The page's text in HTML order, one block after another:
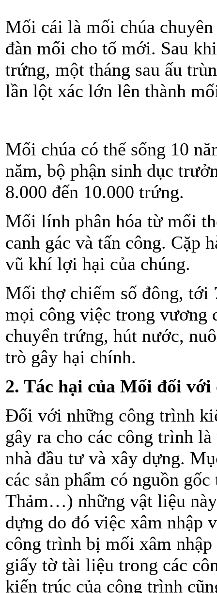
Mối cái là mối chúa
đàn mối cho tổ mới. Sau
trứng, một tháng sau ấu
lần lột xác lớn lên thành
Mối chúa có thể sống 10
năm, bộ phận sinh dục
8.000 đến 10.000 trứng.
Mối lính phân hóa từ mối
canh gác và tấn công. Cặp
vũ khí lợi hại của chúng.
Mối thợ chiếm số đông, tới
mọi công việc trong vương
chuyển trứng, hút nước,
trò gây hại chính.
2. Tác hại của Mối đối
Đối với những công trình
gây ra cho các công trình
nhà đầu tư và xây dựng.
các sản phẩm có nguồn
Thảm…) những vật liệu
dựng do đó việc xâm nhập
công trình bị mối xâm
giấy tờ tài liệu trong các
kiến trúc của công trình